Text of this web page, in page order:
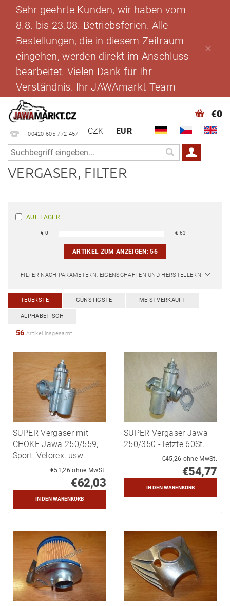
Sehr geehrte Kunden, wir haben vom
8.8. bis 23.08. Betriebsferien. Alle
Bestellungen, die in diesem Zeitraum
eingehen, werden direkt im Anschluss
bearbeitet. Vielen Dank für Ihr
Verständnis. Ihr JAWAmarkt-Team
00420 605 772 457 CZK EUR
€0
VERGASER, FILTER
AUF LAGER
€0 € 63
ARTIKEL ZUM ANZEIGEN:56
FILTER NACH PARAMETERN, EIGENSCHAFTEN UND HERSTELLERN
TEUERSTE GÜNSTIGSTE MEISTVERKAUFT
ALPHABETISCH
56 Artikel insgesamt
SUPER Vergaser mit
CHOKE Jawa 250/559,
Sport, Velorex, usw.
€51,26 ohne MwSt.
€62,03
SUPER Vergaser Jawa
250/350 - letzte 60St.
€45,26 ohne MwSt.
€54,77